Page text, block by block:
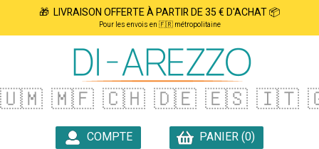
🎁 LIVRAISON OFFERTE À PARTIR DE 35 € D'ACHAT 📦
Pour les envois en 🇫🇷 métropolitaine
🇺🇲 🇲🇫 🇨🇭 🇩🇪 🇪🇸 🇮🇹
COMPTE
PANIER (0)